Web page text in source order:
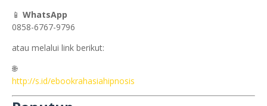
📱 WhatsApp
0858-6767-9796
atau melalui link berikut:
🌐
http://s.id/ebookrahasiahipnosis